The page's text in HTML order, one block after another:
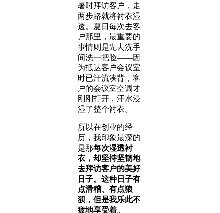
暑时拜访客户，走
两步路就将衬衣湿
透。夏日每次去客
户那里，最重要的
事情则是先去洗手
间洗一把脸——因
为抵达客户会议室
时已汗流浃背，客
户的会议室空调才
刚刚打开，汗水浸
湿了整个衬衣。
所以在创业的经
历，我印象最深的
是那每次湿透衬
衣，却坚持坚韧地
去拜访客户的美好
日子。这种日子有
点滑稽、有点狼
狈，但是我乐此不
疲地享受着。